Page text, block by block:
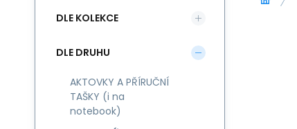
DLE KOLEKCE
DLE DRUHU
AKTOVKY A PŘÍRUČNÍ
TAŠKY (i na
notebook)